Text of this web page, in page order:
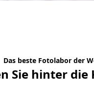
Das beste Fotolabor der
Sie hinter die